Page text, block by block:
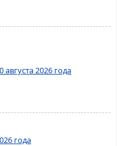
2026 года
года